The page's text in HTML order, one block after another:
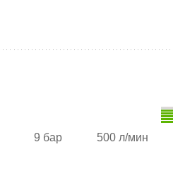
9 бар 500 л/мин